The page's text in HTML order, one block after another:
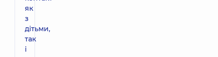
як
з
дітьми,
так
і